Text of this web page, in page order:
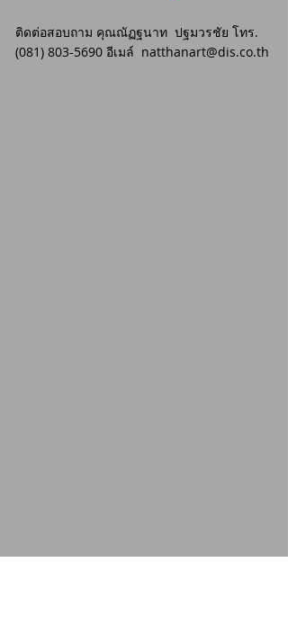
ติดต่อสอบถาม คุณณัฏฐนาท ปฐมวรชัย โทร.
(081) 803-5690 อีเมล์ natthanart@dis.co.th